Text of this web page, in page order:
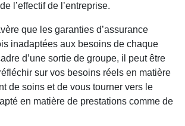
l’effectif de l’entreprise.
que les garanties d’assurance
inadaptées aux besoins de chaque
d’une sortie de groupe, il peut être
sur vos besoins réels en matière
de soins et de vous tourner vers le
en matière de prestations comme de